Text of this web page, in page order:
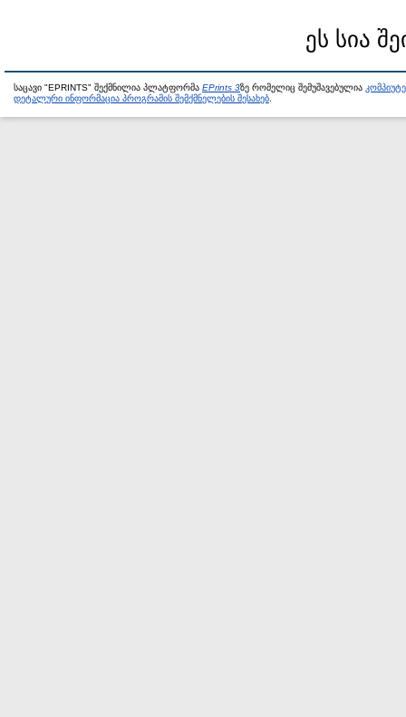
ეს სია
საცავი "EPRINTS" შექმნილია პლატფორმა EPrints 3ზე რომელიც შემუშავებულია
დეტალური ინფორმაცია პროგრამის შემქმნელების შესახებ